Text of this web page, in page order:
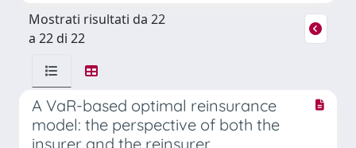
Mostrati risultati da 22
a 22 di 22
A VaR-based optimal reinsurance
model: the perspective of both the
insurer and the reinsurer